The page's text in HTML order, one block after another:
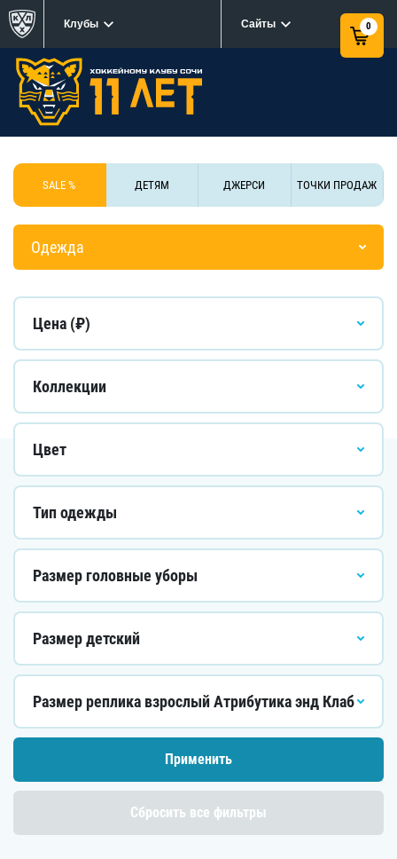
Клубы Сайты 0
SALE % ДЕТЯМ ДЖЕРСИ ТОЧКИ ПРОДАЖ
Одежда
Цена (₽)
Коллекции
Цвет
Тип одежды
Размер головные уборы
Размер детский
Размер реплика взрослый Атрибутика энд Клаб
Сбросить все фильтры